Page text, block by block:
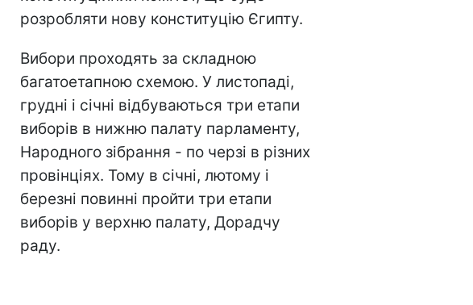
розробляти нову конституцію Єгипту.
Вибори проходять за складною
багатоетапною схемою. У листопаді,
грудні і січні відбуваються три етапи
виборів в нижню палату парламенту,
Народного зібрання - по черзі в різних
провінціях. Тому в січні, лютому і
березні повинні пройти три етапи
виборів у верхню палату, Дорадчу
раду.